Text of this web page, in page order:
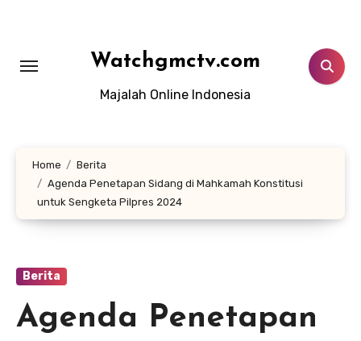
Watchgmctv.com
Majalah Online Indonesia
Home
Berita
Agenda Penetapan Sidang di Mahkamah Konstitusi
untuk Sengketa Pilpres 2024
Berita
Agenda Penetapan